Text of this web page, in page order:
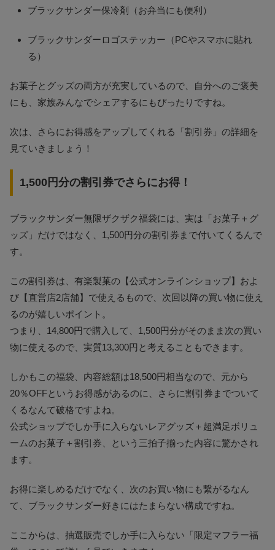
ブラックサンダー保冷剤（お弁当にも便利）
ブラックサンダーロゴステッカー（PCやスマホに貼れ
る）
お菓子とグッズの両方が充実しているので、自分へのご褒美
にも、家族みんなでシェアするにもぴったりですね。
次は、さらにお得感をアップしてくれる「割引券」の詳細を
見ていきましょう！
1,500円分の割引券でさらにお得！
ブラックサンダー無限ザクザク福袋には、実は「お菓子＋グ
ッズ」だけではなく、1,500円分の割引券まで付いてくるんで
す。
この割引券は、有楽製菓の【公式オンラインショップ】およ
び【直営店2店舗】で使えるもので、次回以降の買い物に使え
るのが嬉しいポイント。
つまり、14,800円で購入して、1,500円分がそのまま次の買い
物に使えるので、実質13,300円と考えることもできます。
しかもこの福袋、内容総額は18,500円相当なので、元から
20％OFFというお得感があるのに、さらに割引券までついて
くるなんて破格ですよね。
公式ショップでしか手に入らないレアグッズ＋超満足ボリュ
ームのお菓子＋割引券、という三拍子揃った内容に驚かされ
ます。
お得に楽しめるだけでなく、次のお買い物にも繋がるなん
て、ブラックサンダー好きにはたまらない構成ですね。
ここからは、抽選販売でしか手に入らない「限定マフラー福